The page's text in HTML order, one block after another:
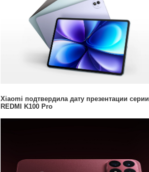
Xiaomi подтвердила дату презентации серии
REDMI K100 Pro